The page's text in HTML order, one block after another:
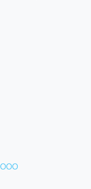
ООО